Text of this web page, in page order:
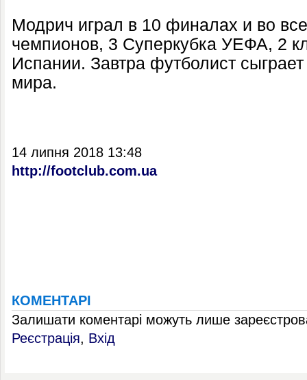
Модрич играл в 10 финалах и во
чемпионов, 3 Суперкубка УЕФА, 2
Испании. Завтра футболист
мира.
14 липня 2018 13:48
http://footclub.com.ua
КОМЕНТАРІ
Залишати коментарі можуть лише
Реєстрація, Вхід